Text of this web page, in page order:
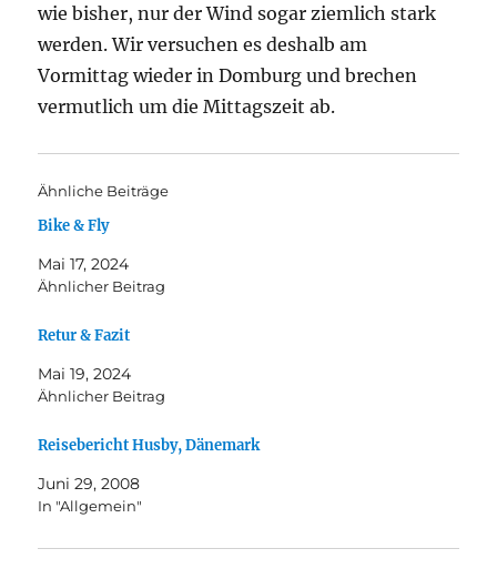
wie bisher, nur der Wind sogar ziemlich stark
werden. Wir versuchen es deshalb am
Vormittag wieder in Domburg und brechen
vermutlich um die Mittagszeit ab.
Ähnliche Beiträge
Bike & Fly
Mai 17, 2024
Ähnlicher Beitrag
Retur & Fazit
Mai 19, 2024
Ähnlicher Beitrag
Reisebericht Husby, Dänemark
Juni 29, 2008
In "Allgemein"